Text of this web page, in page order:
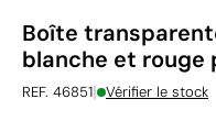
Boîte
blanche et rouge
REF. 46851| Vérifier le stock